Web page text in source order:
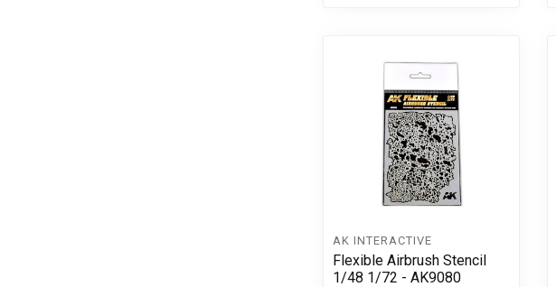
AK INTERACTIVE
Flexible Airbrush Stencil
1/48 1/72 - AK9080